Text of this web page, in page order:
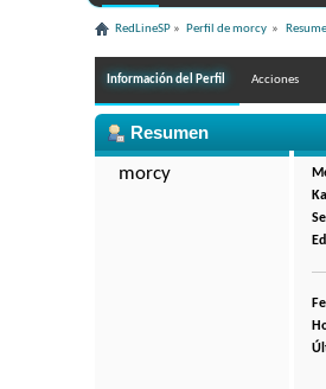
RedLineSP » Perfil de morcy »
Información del Perfil Acciones
Resumen
morcy